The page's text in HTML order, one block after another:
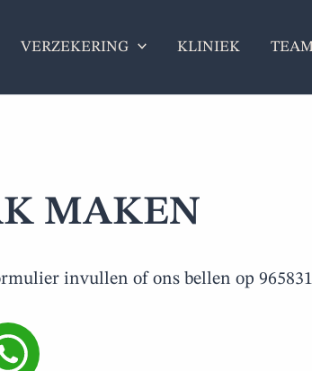
VERZEKERING KLINIEK
MAKEN
invullen of ons bellen op